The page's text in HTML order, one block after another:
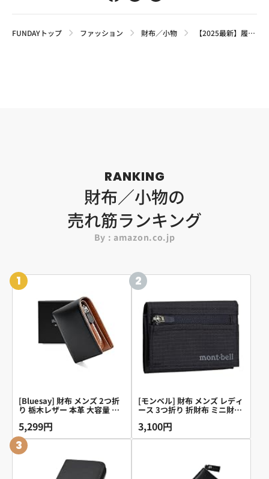
FUNDAYトップ ファッション 財布／小物 【2025最新】履き心地にこだわる大人メンズの靴下4選。おすすめの理由や選び方のポイントを解説
RANKING
財布／小物の
売れ筋ランキング
By : amazon.co.jp
1
[Bluesay] 財布 メンズ 2つ折
り 栃木レザー 本革 大容量 二
銭入れ 日本の熟練職人の技 ふ
たつおり 財布 コンパクト 折
りたたみさいふ 男性 紳士用
ビジネス スタイリッシュ ギフ
トBOX入り プレゼント 父の日
誕生日 (ブラック)
5,299円
2
[モンベル] 財布 メンズ レディ
ース 3つ折り 折財布 ミニ財布
ワレット 1133248 (ブラック
(BK)/ブラック)
3,100円
3